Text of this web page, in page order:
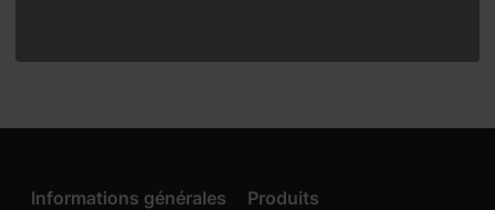
Informations générales Produits